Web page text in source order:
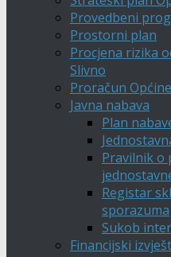
Provedbeni
Prostorni plan
Procjena rizika
Slivno
Proračun
Javna nabava
Plan
Pravilnik o
Registar
sporazuma
Sukob
Financijski